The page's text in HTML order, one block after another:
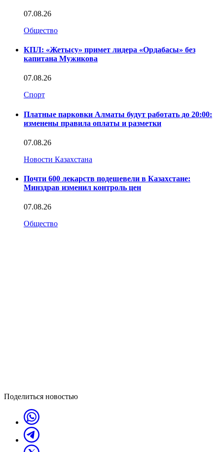
07.08.26
Общество
КПЛ: «Жетысу» примет лидера «Ордабасы» без
капитана Мужикова
07.08.26
Спорт
Платные парковки Алматы будут работать до 20:00:
изменены правила оплаты и разметки
07.08.26
Новости Казахстана
Почти 600 лекарств подешевели в Казахстане:
Минздрав изменил контроль цен
07.08.26
Общество
Поделиться новостью